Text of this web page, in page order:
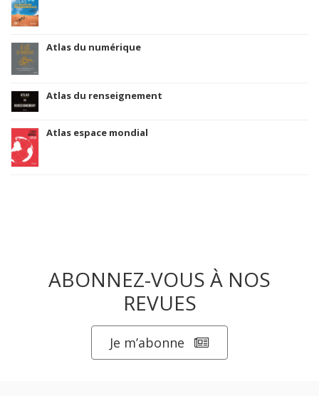
Atlas du numérique
Atlas du renseignement
Atlas espace mondial
ABONNEZ-VOUS À NOS
REVUES
Je m’abonne